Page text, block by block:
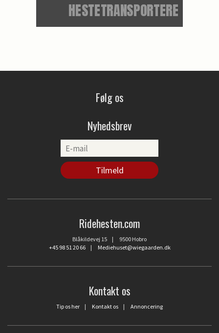
Følg os
Nyhedsbrev
Ridehesten.com
Blåkildevej 15 | 9500 Hobro
+45 98 51 20 66| Mediehuset@wiegaarden.dk
Kontakt os
Tip os her | Kontakt os | Annoncering